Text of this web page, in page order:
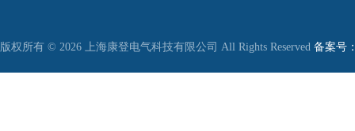
版权所有 © 2026 上海康登电气科技有限公司 All Rights Reserved 备案号